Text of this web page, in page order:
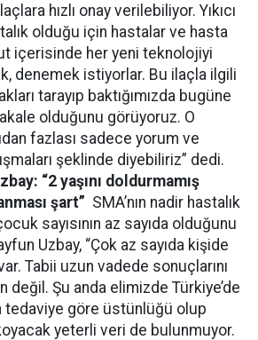
hızlı onay verilebiliyor. Yıkıcı
olduğu için hastalar ve hasta
içerisinde her yeni teknolojiyi
denemek istiyorlar. Bu ilaçla ilgili
tarayıp baktığımızda bugüne
olduğunu görüyoruz. O
fazlası sadece yorum ve
şeklinde diyebiliriz” dedi.
“2 yaşını doldurmamış
şart” SMA’nın nadir hastalık
sayısının az sayıda olduğunu
Uzbay, “Çok az sayıda kişide
Tabii uzun vadede sonuçlarını
değil. Şu anda elimizde Türkiye’de
tedaviye göre üstünlüğü olup
yeterli veri de bulunmuyor.